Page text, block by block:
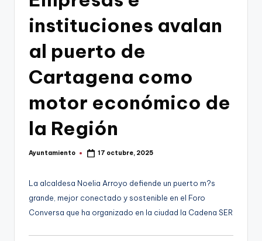
instituciones avalan
al puerto de
Cartagena como
motor económico de
la Región
Publicado
Ayuntamiento 17 octubre, 2025
La alcaldesa Noelia Arroyo defiende un puerto m?s
grande, mejor conectado y sostenible en el Foro
Conversa que ha organizado en la ciudad la Cadena SER